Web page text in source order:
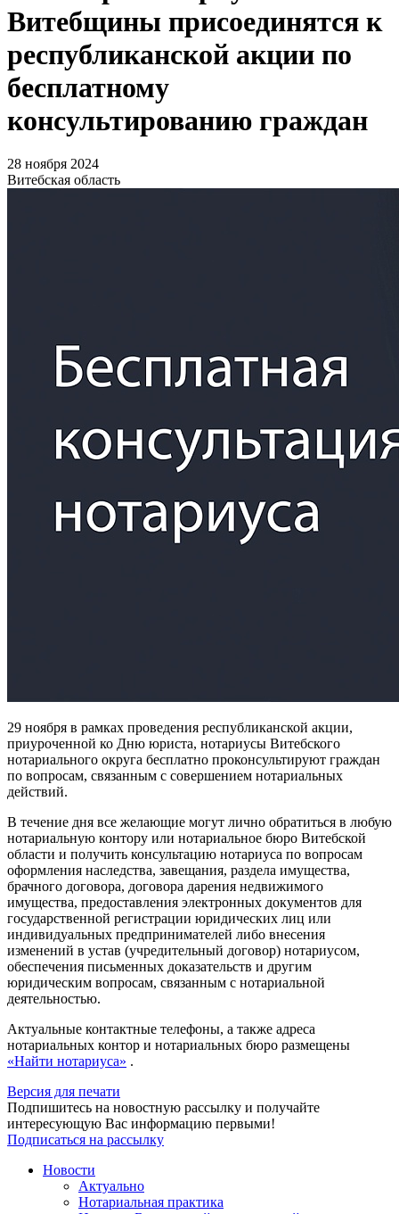
Витебщины присоединятся к
республиканской акции по
бесплатному
консультированию граждан
28 ноября 2024
Витебская область
29 ноября в рамках проведения республиканской акции,
приуроченной ко Дню юриста, нотариусы Витебского
нотариального округа бесплатно проконсультируют граждан
по вопросам, связанным с совершением нотариальных
действий.
В течение дня все желающие могут лично обратиться в любую
нотариальную контору или нотариальное бюро Витебской
области и получить консультацию нотариуса по вопросам
оформления наследства, завещания, раздела имущества,
брачного договора, договора дарения недвижимого
имущества, предоставления электронных документов для
государственной регистрации юридических лиц или
индивидуальных предпринимателей либо внесения
изменений в устав (учредительный договор) нотариусом,
обеспечения письменных доказательств и другим
юридическим вопросам, связанным с нотариальной
деятельностью.
Актуальные контактные телефоны, а также адреса
нотариальных контор и нотариальных бюро размещены
«Найти нотариуса» .
Версия для печати
Подпишитесь на новостную рассылку и получайте
интересующую Вас информацию первыми!
Подписаться на рассылку
Новости
Актуально
Нотариальная практика